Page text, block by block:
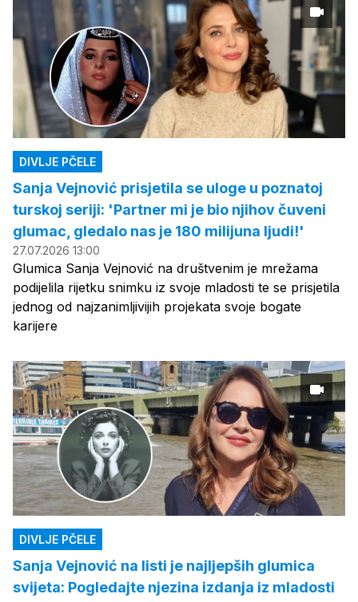
DIVLJE PČELE
Sanja Vejnović prisjetila se uloge u poznatoj
turskoj seriji: 'Partner mi je bio njihov čuveni
glumac, gledalo nas je 180 milijuna ljudi!'
27.07.2026 13:00
Glumica Sanja Vejnović na društvenim je mrežama
podijelila rijetku snimku iz svoje mladosti te se prisjetila
jednog od najzanimljivijih projekata svoje bogate
karijere
DIVLJE PČELE
Sanja Vejnović na listi je najljepših glumica
svijeta: Pogledajte njezina izdanja iz mladosti